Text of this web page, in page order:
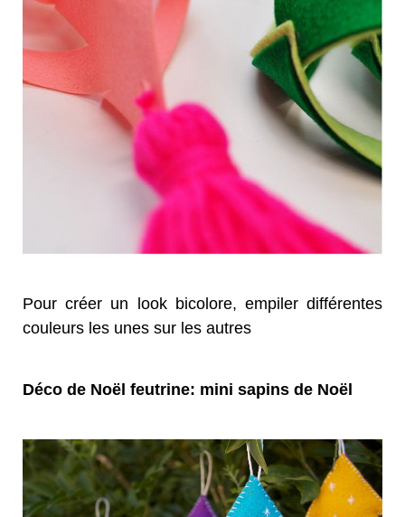
Pour créer un look bicolore, empiler différentes
couleurs les unes sur les autres
Déco de Noël feutrine: mini sapins de Noël